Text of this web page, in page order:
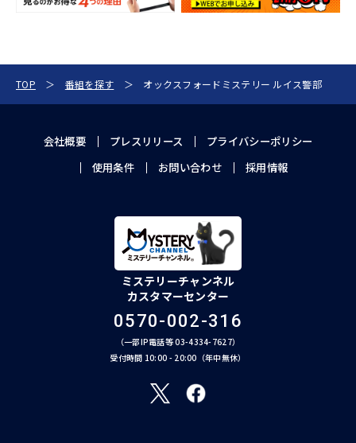
TOP 番組を探す オックスフォードミステリー ルイス警部
会社概要 プレスリリース
プライバシーポリシー
使用条件
お問い合わせ 採用情報
ミステリーチャンネル
カスタマーセンター
0570-002-316
（一部IP電話等 03-4334-7627）
受付時間 10:00 - 20:00（年中無休）